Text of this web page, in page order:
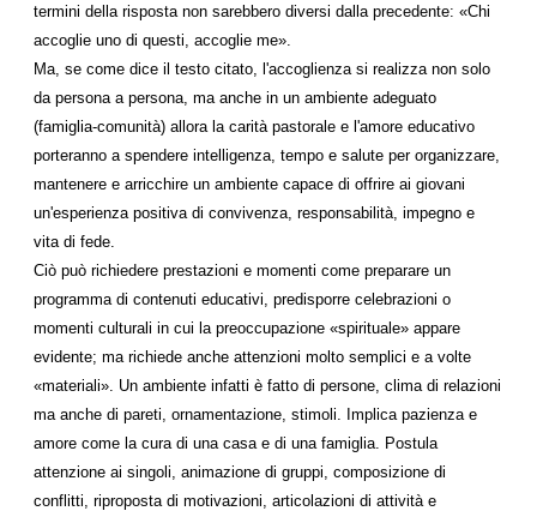
termini della risposta non sarebbero diversi dalla precedente: «Chi
accoglie uno di questi, accoglie me».
Ma, se come dice il testo citato, l'accoglienza si realizza non solo
da persona a persona, ma anche in un ambiente adeguato
(famiglia-comunità) allora la carità pastorale e l'amore educativo
porteranno a spendere intelligenza, tempo e salute per organizzare,
mantenere e arricchire un ambiente capace di offrire ai giovani
un'esperienza positiva di convivenza, responsabilità, impegno e
vita di fede.
Ciò può richiedere prestazioni e momenti come preparare un
programma di contenuti educativi, predisporre celebrazioni o
momenti culturali in cui la preoccupazione «spirituale» appare
evidente; ma richiede anche attenzioni molto semplici e a volte
«materiali». Un ambiente infatti è fatto di persone, clima di relazioni
ma anche di pareti, ornamentazione, stimoli. Implica pazienza e
amore come la cura di una casa e di una famiglia. Postula
attenzione ai singoli, animazione di gruppi, composizione di
conflitti, riproposta di motivazioni, articolazioni di attività e